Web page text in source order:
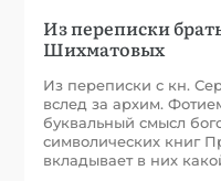
Из переписки
Шихматовых
Из переписки с кн.
вслед за архим.
буквальный смысл
символических книг
вкладывает в них